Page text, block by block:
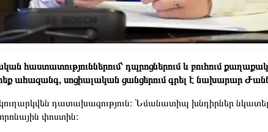
հաստատություններում՝ դպրոցներում և բուհում
ահազանգ, սոցիալական ցանցերում գրել է նախարար
դատախազություն։ Նմանատիպ խնդիրներ
փոստին։